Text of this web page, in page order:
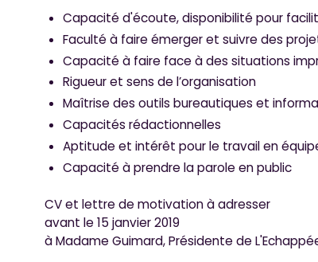
Capacité d'écoute, disponibilité pour
Faculté à faire émerger et suivre des
Capacité à faire face à des situations
Rigueur et sens de l’organisation
Maîtrise des outils bureautiques et
Capacités rédactionnelles
Aptitude et intérêt pour le travail en
Capacité à prendre la parole en public
CV et lettre de motivation à adresser
avant le 15 janvier 2019
à Madame Guimard, Présidente de